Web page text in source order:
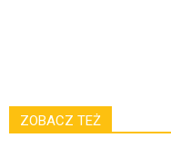
ZOBACZ TEŻ